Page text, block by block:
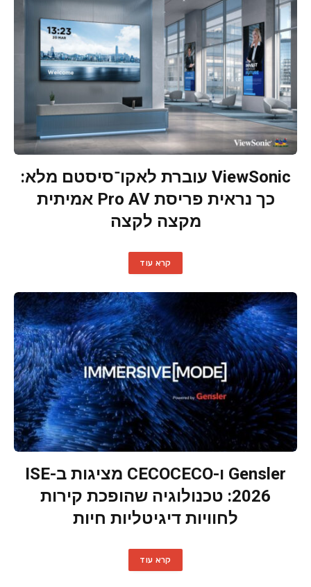
ViewSonic עוברת לאקו־סיסטם מלא:
כך נראית פריסת Pro AV אמיתית
מקצה לקצה
קרא עוד
Gensler ו-CECOCECO מציגות ב-ISE
2026: טכנולוגיה שהופכת קירות
לחוויות דיגיטליות חיות
קרא עוד